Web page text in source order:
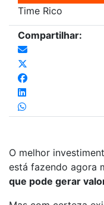
Time Rico
Compartilhar:
O melhor
está fazendo agora
que pode gerar